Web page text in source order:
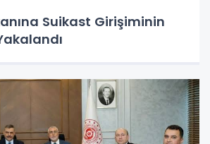
Suikast Girişiminin